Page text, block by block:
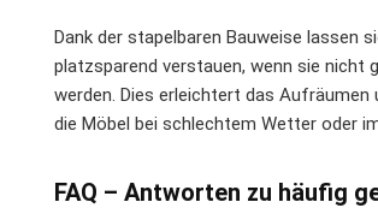
Dank der stapelbaren Bauweise lassen
platzsparend verstauen, wenn sie nicht
werden. Dies erleichtert das Aufräumen
die Möbel bei schlechtem Wetter oder
FAQ – Antworten zu häufig